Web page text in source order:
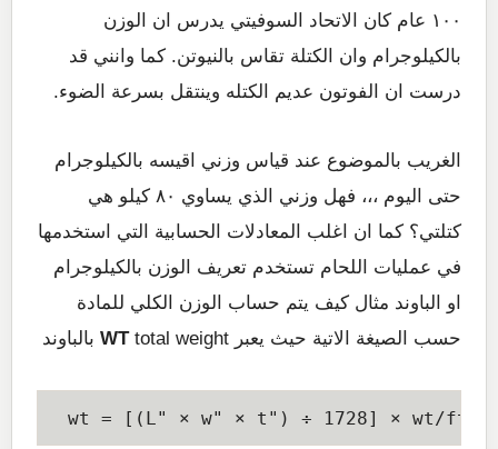
١٠٠ عام كان الاتحاد السوفيتي يدرس ان الوزن
بالكيلوجرام وان الكتلة تقاس بالنيوتن. كما وانني قد
درست ان الفوتون عديم الكتله وينتقل بسرعة الضوء.
الغريب بالموضوع عند قياس وزني اقيسه بالكيلوجرام
حتى اليوم ،،، فهل وزني الذي يساوي ٨٠ كيلو هي
كتلتي؟ كما ان اغلب المعادلات الحسابية التي استخدمها
في عمليات اللحام تستخدم تعريف الوزن بالكيلوجرام
او الباوند مثال كيف يتم حساب الوزن الكلي للمادة
حسب الصيغة الاتية حيث يعبر
WTtotal weight بالباوند